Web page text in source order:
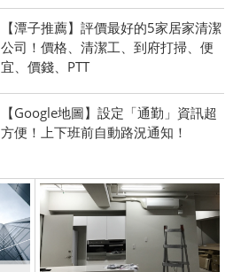
【潭子推薦】評價最好的5家居家清潔
公司！價格、清潔工、到府打掃、便
宜、價錢、PTT
【Google地圖】設定「通勤」資訊超
方便！上下班前自動路況通知！